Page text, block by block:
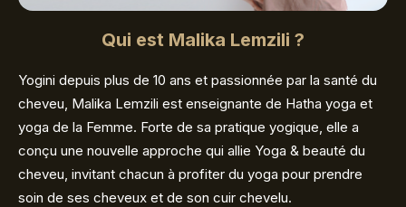
Qui est Malika Lemzili ?
Yogini depuis plus de 10 ans et passionnée par la santé du
cheveu, Malika Lemzili est enseignante de Hatha yoga et
yoga de la Femme. Forte de sa pratique yogique, elle a
conçu une nouvelle approche qui allie Yoga & beauté du
cheveu, invitant chacun à profiter du yoga pour prendre
soin de ses cheveux et de son cuir chevelu.